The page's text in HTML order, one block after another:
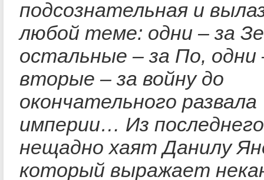
подсознательная и
любой теме: одни – за
остальные – за По, одни
вторые – за войну до
окончательного развала
империи… Из
нещадно хаят Данилу
который выражает